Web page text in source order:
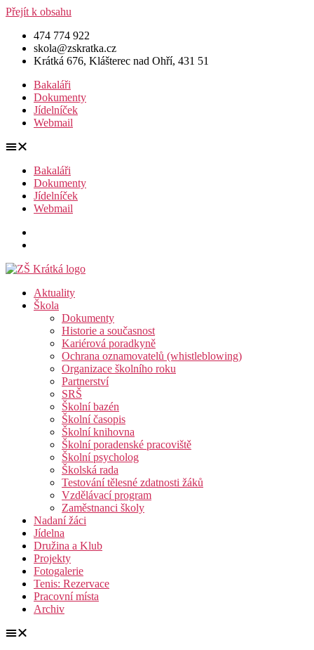
Přejít k obsahu
474 774 922
skola@zskratka.cz
Krátká 676, Klášterec nad Ohří, 431 51
Bakaláři
Dokumenty
Jídelníček
Webmail
Bakaláři
Dokumenty
Jídelníček
Webmail
Aktuality
Škola
Dokumenty
Historie a současnost
Kariérová poradkyně
Ochrana oznamovatelů (whistleblowing)
Organizace školního roku
Partnerství
SRŠ
Školní bazén
Školní časopis
Školní knihovna
Školní poradenské pracoviště
Školní psycholog
Školská rada
Testování tělesné zdatnosti žáků
Vzdělávací program
Zaměstnanci školy
Nadaní žáci
Jídelna
Družina a Klub
Projekty
Fotogalerie
Tenis: Rezervace
Pracovní místa
Archiv